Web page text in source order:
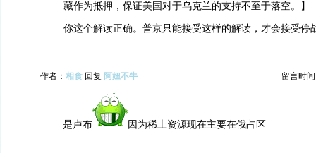
藏作为抵押，保证美国对于乌克兰的支持不至于落空。】
你这个解读正确。普京只能接受这样的解读，才会接受停
作者： 相食 回复 阿妞不牛 留言时间
是卢布 因为稀土资源现在主要在俄占区